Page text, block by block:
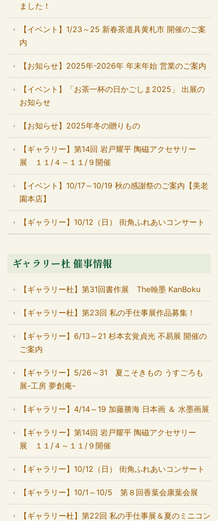
ました！
【イベント】1/23～25 新春茶道具黄札市 開催のご案
内
【お知らせ】2025年-2026年 年末年始 営業のご案内
【イベント】「お茶一杯の日かごしま2025」 出展の
お知らせ
【お知らせ】2025年冬の贈りもの
【ギャラリー】第14回 岩戸耀平 陶磁アクセサリー
展 １１/４～１１/９開催
【イベント】10/17～10/19 秋の感謝祭のご案内【美老
園本店】
【ギャラリー】10/12（日） 街角ふれあいコンサート
ギャラリー杜 催事情報
【ギャラリー杜】第31回書作展 The翰墨 KanBoku
【ギャラリー杜】第23回 私の手仕事展作品募集！
【ギャラリー】6/13～21 杉本玄覚貞光 不易展 開催の
ご案内
【ギャラリー】5/26～31 夏こそきもの うすごろも
展-工房 夢創庵-
【ギャラリー】4/14～19 加藤勝海 日本画 ＆ 水墨画展
【ギャラリー】第14回 岩戸耀平 陶磁アクセサリー
展 １１/４～１１/９開催
【ギャラリー】10/12（日） 街角ふれあいコンサート
【ギャラリー】10/1～10/5 第８回香葉会康葉会展
【ギャラリー杜】第22回 私の手仕事展＆夏のミニコン